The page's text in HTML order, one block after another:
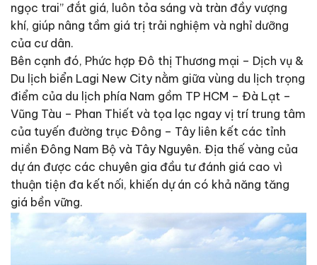
ngọc trai” đắt giá, luôn tỏa sáng và tràn đầy vượng
khí, giúp nâng tầm giá trị trải nghiệm và nghỉ dưỡng
của cư dân.
Bên cạnh đó, Phức hợp Đô thị Thương mại – Dịch vụ &
Du lịch biển Lagi New City nằm giữa vùng du lịch trọng
điểm của du lịch phía Nam gồm TP HCM – Đà Lạt –
Vũng Tàu – Phan Thiết và tọa lạc ngay vị trí trung tâm
của tuyến đường trục Đông – Tây liên kết các tỉnh
miền Đông Nam Bộ và Tây Nguyên. Địa thế vàng của
dự án được các chuyên gia đầu tư đánh giá cao vì
thuận tiện đa kết nối, khiến dự án có khả năng tăng
giá bền vững.